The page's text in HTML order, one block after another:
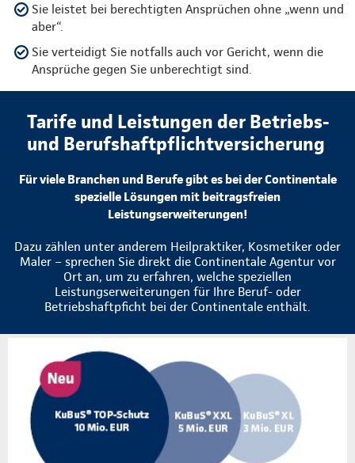
Sie leistet bei berechtigten Ansprüchen ohne „wenn und
aber“.
Sie verteidigt Sie notfalls auch vor Gericht, wenn die
Ansprüche gegen Sie unberechtigt sind.
Tarife und Leistungen der Betriebs-
und Berufshaftpflichtversicherung
Für viele Branchen und Berufe gibt es bei der Continentale
spezielle Lösungen mit beitragsfreien
Leistungserweiterungen!
Dazu zählen unter anderem Heilpraktiker, Kosmetiker oder
Maler – sprechen Sie direkt die Continentale Agentur vor
Ort an, um zu erfahren, welche speziellen
Leistungserweiterungen für Ihre Beruf- oder
Betriebshaftpficht bei der Continentale enthält.